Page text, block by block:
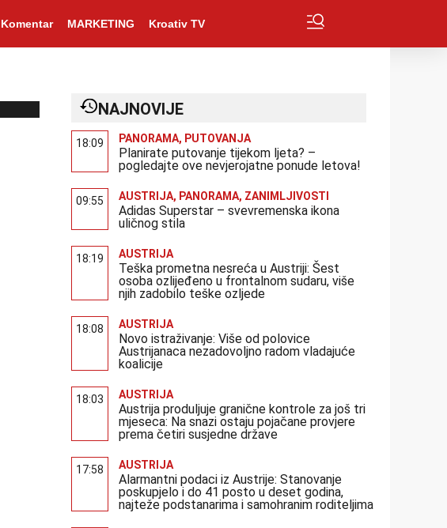
Komentar MARKETING Kroativ TV
NAJNOVIJE
18:09 PANORAMA, PUTOVANJA
Planirate putovanje tijekom ljeta? –
pogledajte ove nevjerojatne ponude letova!
09:55 AUSTRIJA, PANORAMA, ZANIMLJIVOSTI
Adidas Superstar – svevremenska ikona
uličnog stila
18:19 AUSTRIJA
Teška prometna nesreća u Austriji: Šest
osoba ozlijeđeno u frontalnom sudaru, više
njih zadobilo teške ozljede
18:08 AUSTRIJA
Novo istraživanje: Više od polovice
Austrijanaca nezadovoljno radom vladajuće
koalicije
18:03 AUSTRIJA
Austrija produljuje granične kontrole za još tri
mjeseca: Na snazi ostaju pojačane provjere
prema četiri susjedne države
17:58 AUSTRIJA
Alarmantni podaci iz Austrije: Stanovanje
poskupjelo i do 41 posto u deset godina,
najteže podstanarima i samohranim roditeljima